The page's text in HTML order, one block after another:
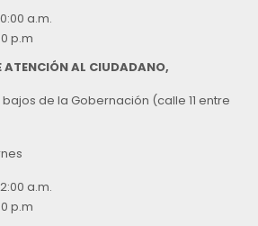
a.m.
p.m
ATENCIÓN AL CIUDADANO,
de la Gobernación (calle 11 entre
a.m.
p.m